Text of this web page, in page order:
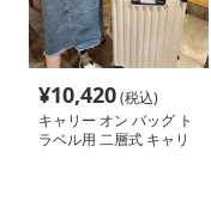
¥10,420(税込)
キャリー オン バッグ ト
ラベル用 二層式 キャリ